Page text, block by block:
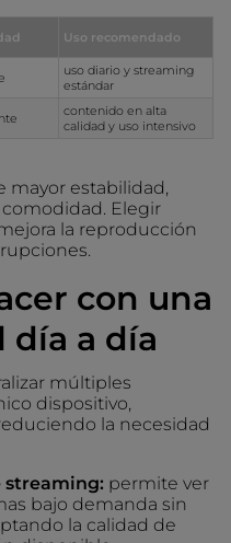
Uso recomendado
uso diario y streaming
estándar
contenido en alta
calidad y uso intensivo
mayor estabilidad,
Elegir
la reproducción
con una
día a día
múltiples
dispositivo,
la necesidad
streaming: permite ver
bajo demanda sin
la calidad de